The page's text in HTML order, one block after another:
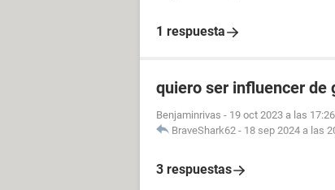
1 respuesta
quiero ser influencer de
Benjaminrivas - 19 oct 2023 a las 17:26
BraveShark62 - 18 sep 2024 a las
3 respuestas